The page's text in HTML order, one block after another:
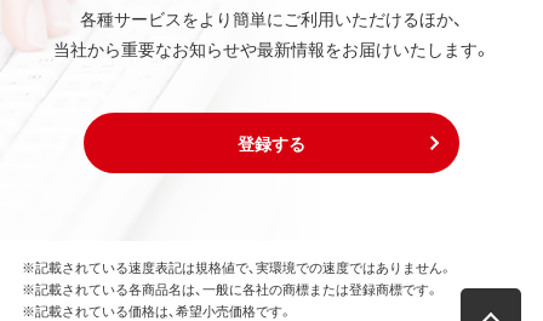
各種サービスをより簡単にご利用いただけるほか、
当社から重要なお知らせや最新情報をお届けいたします。
登録する
※記載されている速度表記は規格値で、実環境での速度ではありません。
※記載されている各商品名は、一般に各社の商標または登録商標です。
※記載されている価格は、希望小売価格です。